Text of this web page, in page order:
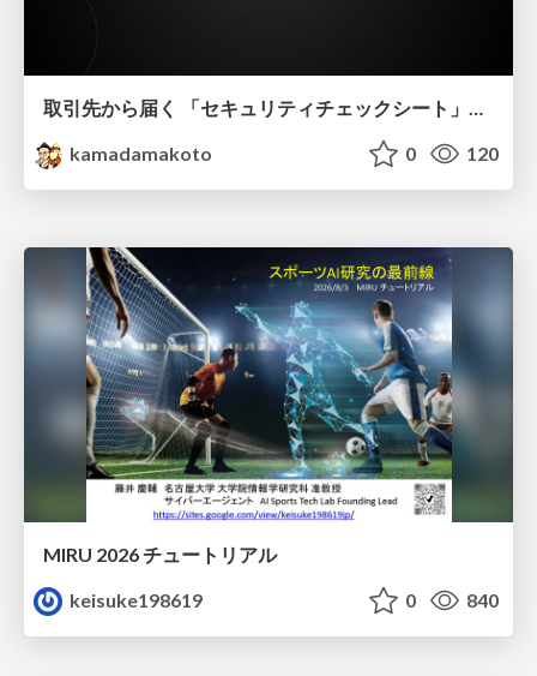
kamadamakoto
0 120
MIRU 2026 チュートリアル
keisuke198619
0 840